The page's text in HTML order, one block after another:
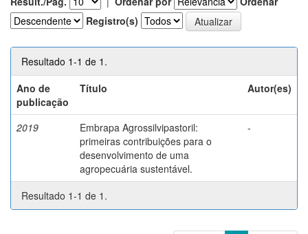
Registro(s)
Resultado 1-1 de 1.
Ano de
publicação
Título Autor(es)
2019
Embrapa Agrossilvipastoril:
primeiras contribuições para o
desenvolvimento de uma
agropecuária sustentável.
-
Resultado 1-1 de 1.